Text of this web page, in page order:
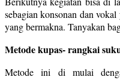
sebagian konsonan dan
yang bermakna. Tanyakan
Metode kupas- rangkai
Metode ini di mulai